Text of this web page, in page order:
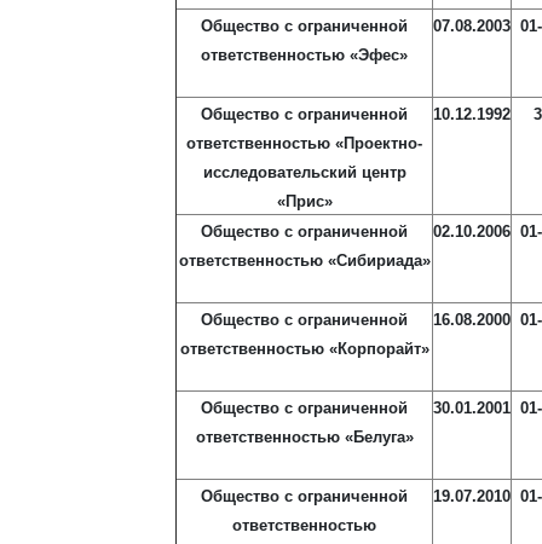
Общество с ограниченной
ответственностью «Эфес»
07.08.2003
Общество с ограниченной
ответственностью «Проектно-
исследовательский центр
«Прис»
10.12.1992
Общество с ограниченной
ответственностью «Сибириада»
02.10.2006
Общество с ограниченной
ответственностью «Корпорайт»
16.08.2000
Общество с ограниченной
ответственностью «Белуга»
30.01.2001
Общество с ограниченной
ответственностью
19.07.2010